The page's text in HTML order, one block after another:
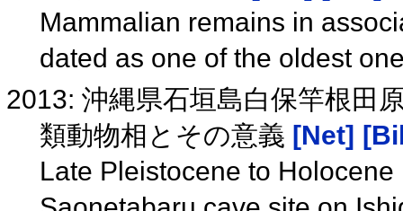
Mammalian remains in
dated as one of the oldest
2013: 沖縄県石垣島白保竿根田
類動物相とその意義 [Net]
Late Pleistocene to